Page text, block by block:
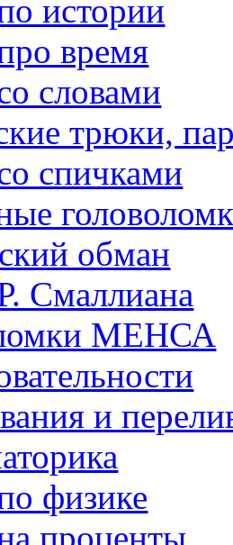
истории
время
словами
трюки,
спичками
обман
Смаллиана
МЕНСА
и
физике